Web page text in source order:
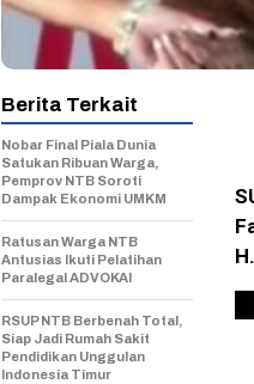
Berita Terkait
Nobar Final Piala Dunia
Satukan Ribuan Warga,
Pemprov NTB Soroti
Dampak Ekonomi UMKM
Ratusan Warga NTB
Antusias Ikuti Pelatihan
Paralegal ADVOKAI
RSUP NTB Berbenah Total,
Siap Jadi Rumah Sakit
Pendidikan Unggulan
Indonesia Timur